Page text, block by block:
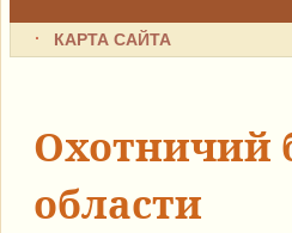
КАРТА САЙТА
Охотничий
области